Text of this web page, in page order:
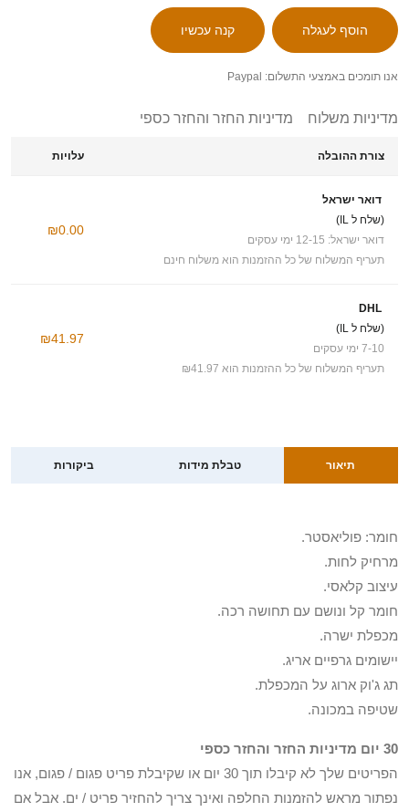
אנו תומכים באמצעי התשלום: Paypal
מדיניות משלוח מדיניות החזר והחזר כספי
צורת ההובלה עלויות
דואר ישראל
(שלח ל IL)
דואר ישראל: 12-15 ימי עסקים
תעריף המשלוח של כל ההזמנות הוא משלוח חינם
₪0.00
DHL
(שלח ל IL)
7-10 ימי עסקים
תעריף המשלוח של כל ההזמנות הוא ₪41.97
₪41.97
תיאור טבלת מידות ביקורות
חומר: פוליאסטר.
מרחיק לחות.
עיצוב קלאסי.
חומר קל ונושם עם תחושה רכה.
מכפלת ישרה.
יישומים גרפיים אריג.
תג ג'וק ארוג על המכפלת.
שטיפה במכונה.
30 יום מדיניות החזר והחזר כספי
הפריטים שלך לא קיבלו תוך 30 יום או שקיבלת פריט פגום / פגום, אנו
נפתור מראש להזמנות החלפה ואינך צריך להחזיר פריט / ים. אבל אם